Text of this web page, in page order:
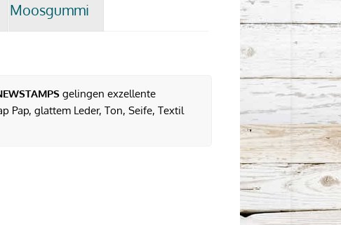
Moosgummi
gelingen exzellente
Pap, glattem Leder, Ton, Seife, Textil